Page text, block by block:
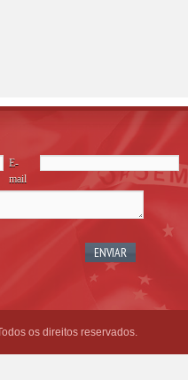
E-
mail
os direitos reservados.